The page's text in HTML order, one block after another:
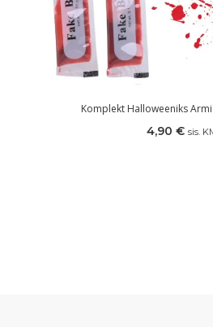
Komplekt Halloweeniks Armi
4,90 € sis.